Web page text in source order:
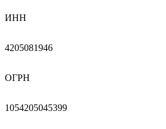
ИНН
4205081946
ОГРН
1054205045399